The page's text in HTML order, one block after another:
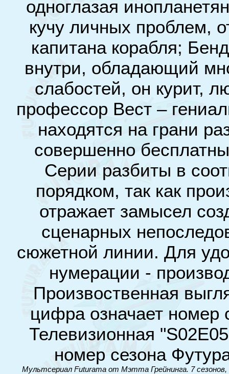
одноглазая
кучу личных проблем,
капитана корабля;
внутри, обладающий
слабостей, он курит,
профессор Вест –
находятся на грани
совершенно
Серии разбиты в
порядком, так как
отражает замысел
сценарных
сюжетной линии. Для
нумерации -
Произвоственная
цифра означает номер
Телевизионная
номер сезона
Мультсериал Futurama от Мэтта Грейнинга. 7